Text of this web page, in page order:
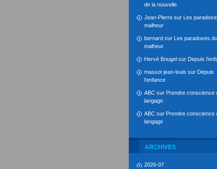
de la nouvelle
Jean-Pierre sur Les
malheur
bernard sur Les paradoxes du
malheur
Hervé Bougel sur Depuis
massot jean-louis sur Depuis
l’enfance
ABC sur Prendre conscience
langage
ABC sur Prendre conscience
langage
ARCHIVES
2026-07